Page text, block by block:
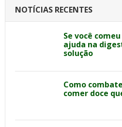
NOTÍCIAS RECENTES
Se você
ajuda na
solução
Como
comer doce